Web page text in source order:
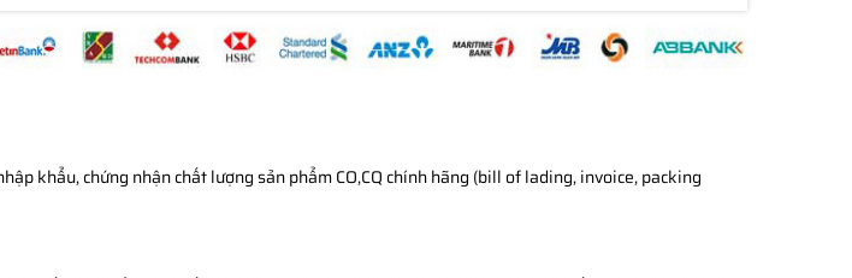
khẩu, chứng nhận chất lượng sản phẩm CO,CQ chính hãng (bill of lading, invoice, packing